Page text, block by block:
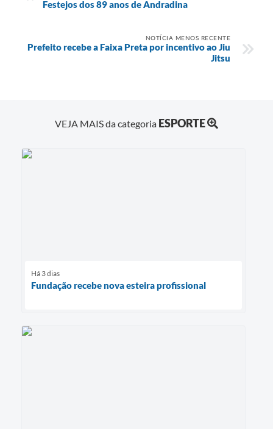
Festejos dos 89 anos de Andradina
NOTÍCIA MENOS RECENTE
Prefeito recebe a Faixa Preta por incentivo ao Jiu
Jitsu
VEJA MAIS da categoria ESPORTE
Há 3 dias
Fundação recebe nova esteira profissional